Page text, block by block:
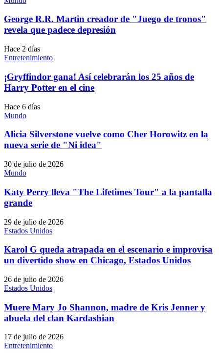
George R.R. Martin creador de "Juego de tronos"
revela que padece depresión
Hace 2 días
Entretenimiento
¡Gryffindor gana! Así celebrarán los 25 años de
Harry Potter en el cine
Hace 6 días
Mundo
Alicia Silverstone vuelve como Cher Horowitz en la
nueva serie de "Ni idea"
30 de julio de 2026
Mundo
Katy Perry lleva "The Lifetimes Tour" a la pantalla
grande
29 de julio de 2026
Estados Unidos
Karol G queda atrapada en el escenario e improvisa
un divertido show en Chicago, Estados Unidos
26 de julio de 2026
Estados Unidos
Muere Mary Jo Shannon, madre de Kris Jenner y
abuela del clan Kardashian
17 de julio de 2026
Entretenimiento